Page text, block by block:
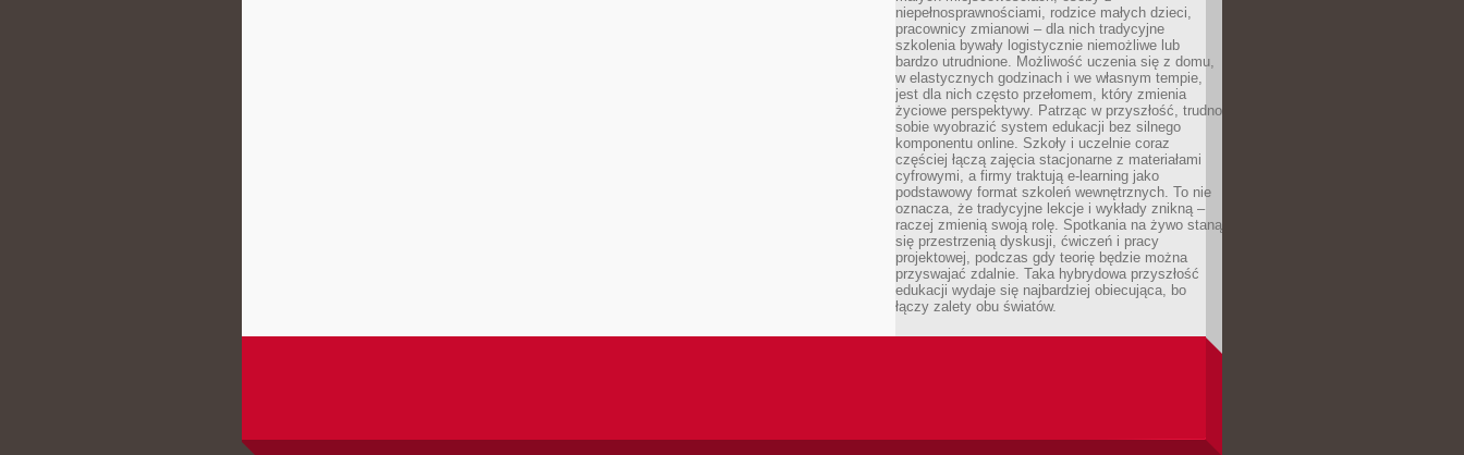
niepełnosprawnościami, rodzice małych dzieci,
pracownicy zmianowi – dla nich tradycyjne
szkolenia bywały logistycznie niemożliwe lub
bardzo utrudnione. Możliwość uczenia się z domu,
w elastycznych godzinach i we własnym tempie,
jest dla nich często przełomem, który zmienia
życiowe perspektywy. Patrząc w przyszłość, trudno
sobie wyobrazić system edukacji bez silnego
komponentu online. Szkoły i uczelnie coraz
częściej łączą zajęcia stacjonarne z materiałami
cyfrowymi, a firmy traktują e-learning jako
podstawowy format szkoleń wewnętrznych. To nie
oznacza, że tradycyjne lekcje i wykłady znikną –
raczej zmienią swoją rolę. Spotkania na żywo staną
się przestrzenią dyskusji, ćwiczeń i pracy
projektowej, podczas gdy teorię będzie można
przyswajać zdalnie. Taka hybrydowa przyszłość
edukacji wydaje się najbardziej obiecująca, bo
łączy zalety obu światów.